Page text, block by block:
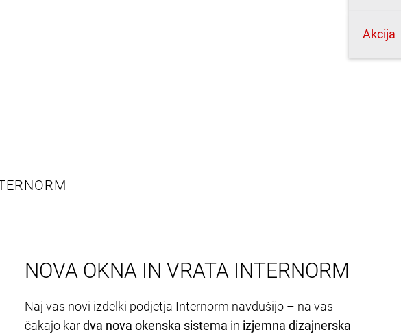
NOVA OKNA IN VRATA INTERNORM
Naj vas novi izdelki podjetja Internorm navdušijo – na vas
čakajo kardva nova okenska sistema in izjemna dizajnerska